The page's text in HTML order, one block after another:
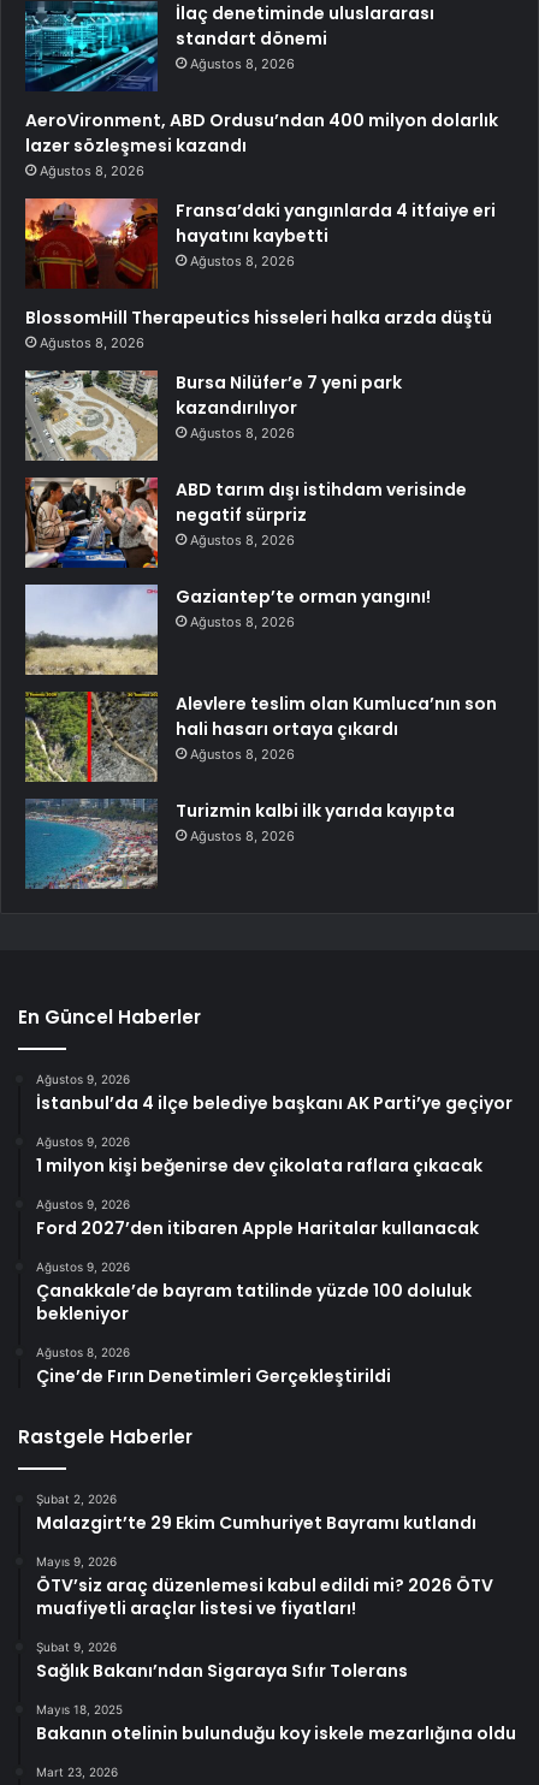
İlaç denetiminde uluslararası
standart dönemi
Ağustos 8, 2026
AeroVironment, ABD Ordusu’ndan 400 milyon dolarlık
lazer sözleşmesi kazandı
Ağustos 8, 2026
Fransa’daki yangınlarda 4 itfaiye eri
hayatını kaybetti
Ağustos 8, 2026
BlossomHill Therapeutics hisseleri halka arzda düştü
Ağustos 8, 2026
Bursa Nilüfer’e 7 yeni park
kazandırılıyor
Ağustos 8, 2026
ABD tarım dışı istihdam verisinde
negatif sürpriz
Ağustos 8, 2026
Gaziantep’te orman yangını!
Ağustos 8, 2026
Alevlere teslim olan Kumluca’nın son
hali hasarı ortaya çıkardı
Ağustos 8, 2026
Turizmin kalbi ilk yarıda kayıpta
Ağustos 8, 2026
En Güncel Haberler
Ağustos 9, 2026
İstanbul’da 4 ilçe belediye başkanı AK Parti’ye geçiyor
Ağustos 9, 2026
1 milyon kişi beğenirse dev çikolata raflara çıkacak
Ağustos 9, 2026
Ford 2027’den itibaren Apple Haritalar kullanacak
Ağustos 9, 2026
Çanakkale’de bayram tatilinde yüzde 100 doluluk
bekleniyor
Ağustos 8, 2026
Çine’de Fırın Denetimleri Gerçekleştirildi
Rastgele Haberler
Şubat 2, 2026
Malazgirt’te 29 Ekim Cumhuriyet Bayramı kutlandı
Mayıs 9, 2026
ÖTV’siz araç düzenlemesi kabul edildi mi? 2026 ÖTV
muafiyetli araçlar listesi ve fiyatları!
Şubat 9, 2026
Sağlık Bakanı’ndan Sigaraya Sıfır Tolerans
Mayıs 18, 2025
Bakanın otelinin bulunduğu koy iskele mezarlığına oldu
Mart 23, 2026